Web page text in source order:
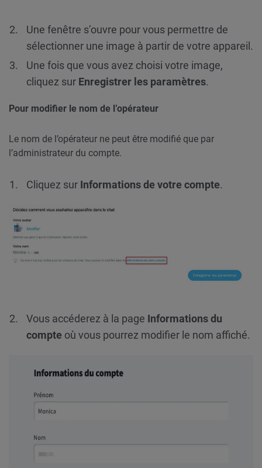
Une fenêtre s’ouvre pour vous permettre de
sélectionner une image à partir de votre appareil.
Une fois que vous avez choisi votre image,
cliquez sur Enregistrer les paramètres.
Pour modifier le nom de l’opérateur
Le nom de l’opérateur ne peut être modifié que par
l’administrateur du compte.
Cliquez sur Informations de votre compte.
Vous accéderez à la page Informations du
compte où vous pourrez modifier le nom affiché.